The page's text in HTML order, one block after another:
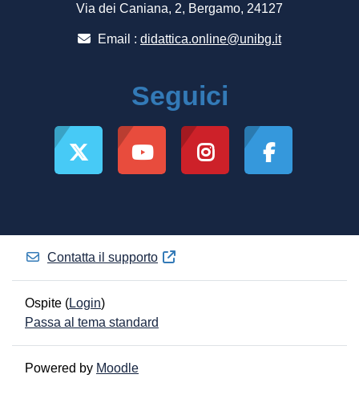
Via dei Caniana, 2, Bergamo, 24127
Email : didattica.online@unibg.it
Seguici
Contatta il supporto
Ospite (Login)
Passa al tema standard
Powered by Moodle